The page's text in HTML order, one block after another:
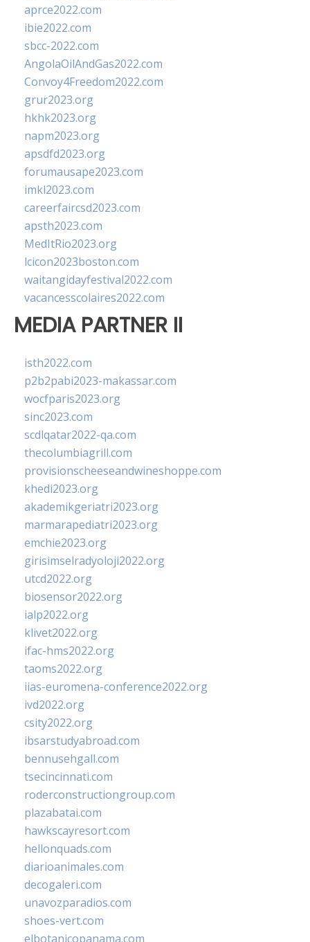
aprce2022.com
ibie2022.com
sbcc-2022.com
AngolaOilAndGas2022.com
Convoy4Freedom2022.com
grur2023.org
hkhk2023.org
napm2023.org
apsdfd2023.org
forumausape2023.com
imkl2023.com
careerfaircsd2023.com
apsth2023.com
MedItRio2023.org
lcicon2023boston.com
waitangidayfestival2022.com
vacancesscolaires2022.com
MEDIA PARTNER II
isth2022.com
p2b2pabi2023-makassar.com
wocfparis2023.org
sinc2023.com
scdlqatar2022-qa.com
thecolumbiagrill.com
provisionscheeseandwineshoppe.com
khedi2023.org
akademikgeriatri2023.org
marmarapediatri2023.org
emchie2023.org
girisimselradyoloji2022.org
utcd2022.org
biosensor2022.org
ialp2022.org
klivet2022.org
ifac-hms2022.org
taoms2022.org
iias-euromena-conference2022.org
ivd2022.org
csity2022.org
ibsarstudyabroad.com
bennusehgall.com
tsecincinnati.com
roderconstructiongroup.com
plazabatai.com
hawkscayresort.com
hellonquads.com
diarioanimales.com
decogaleri.com
unavozparadios.com
shoes-vert.com
elbotanicopanama.com